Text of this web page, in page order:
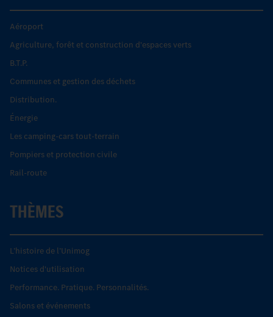
Aéroport
Agriculture, forêt et construction d'espaces verts
B.T.P.
Communes et gestion des déchets
Distribution.
Énergie
Les camping-cars tout-terrain
Pompiers et protection civile
Rail-route
THÈMES
L’histoire de l’Unimog
Notices d'utilisation
Performance. Pratique. Personnalités.
Salons et événements